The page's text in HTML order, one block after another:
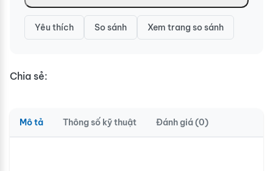
Yêu thích So sánh Xem trang so sánh
Chia sẻ:
Mô tả Thông số kỹ thuật Đánh giá (0)